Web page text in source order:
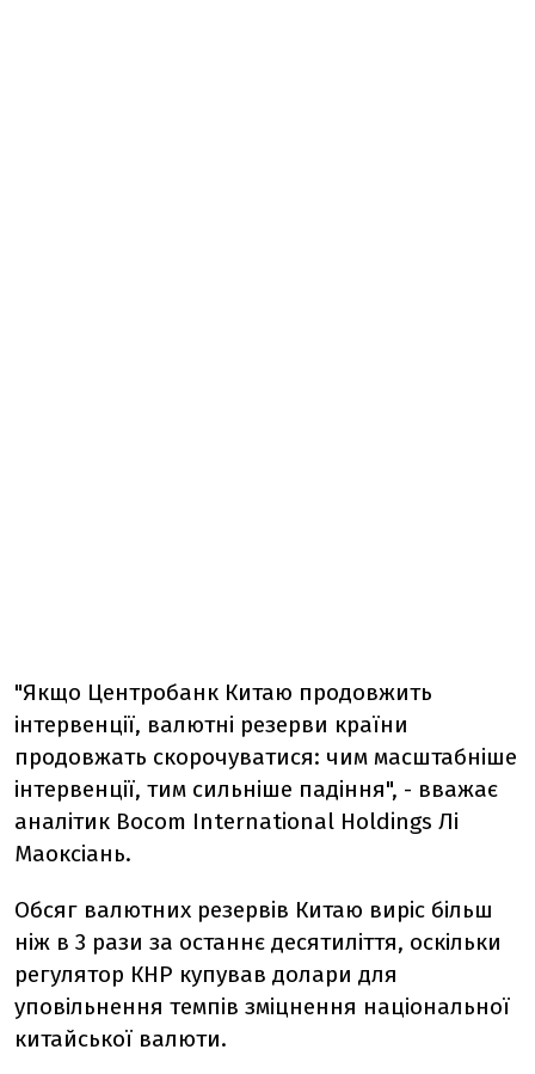
"Якщо Центробанк Китаю продовжить
інтервенції, валютні резерви країни
продовжать скорочуватися: чим масштабніше
інтервенції, тим сильніше падіння", - вважає
аналітик Bocom International Holdings Лі
Маоксіань.
Обсяг валютних резервів Китаю виріс більш
ніж в 3 рази за останнє десятиліття, оскільки
регулятор КНР купував долари для
уповільнення темпів зміцнення національної
китайської валюти.